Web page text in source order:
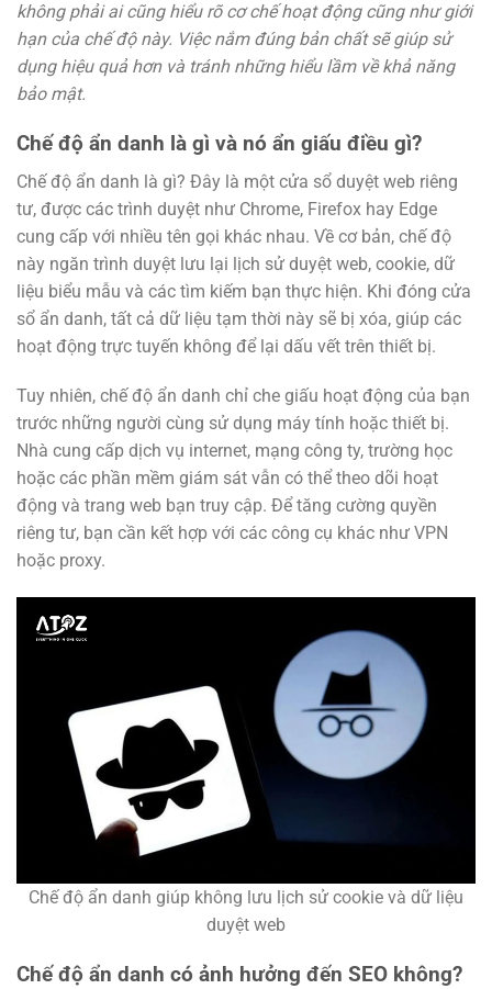
không phải ai cũng hiểu rõ cơ chế hoạt động cũng như giới
hạn của chế độ này. Việc nắm đúng bản chất sẽ giúp sử
dụng hiệu quả hơn và tránh những hiểu lầm về khả năng
bảo mật.
Chế độ ẩn danh là gì và nó ẩn giấu điều gì?
Chế độ ẩn danh là gì? Đây là một cửa sổ duyệt web riêng
tư, được các trình duyệt như Chrome, Firefox hay Edge
cung cấp với nhiều tên gọi khác nhau. Về cơ bản, chế độ
này ngăn trình duyệt lưu lại lịch sử duyệt web, cookie, dữ
liệu biểu mẫu và các tìm kiếm bạn thực hiện. Khi đóng cửa
sổ ẩn danh, tất cả dữ liệu tạm thời này sẽ bị xóa, giúp các
hoạt động trực tuyến không để lại dấu vết trên thiết bị.
Tuy nhiên, chế độ ẩn danh chỉ che giấu hoạt động của bạn
trước những người cùng sử dụng máy tính hoặc thiết bị.
Nhà cung cấp dịch vụ internet, mạng công ty, trường học
hoặc các phần mềm giám sát vẫn có thể theo dõi hoạt
động và trang web bạn truy cập. Để tăng cường quyền
riêng tư, bạn cần kết hợp với các công cụ khác như VPN
hoặc proxy.
Chế độ ẩn danh giúp không lưu lịch sử cookie và dữ liệu
duyệt web
Chế độ ẩn danh có ảnh hưởng đến SEO không?